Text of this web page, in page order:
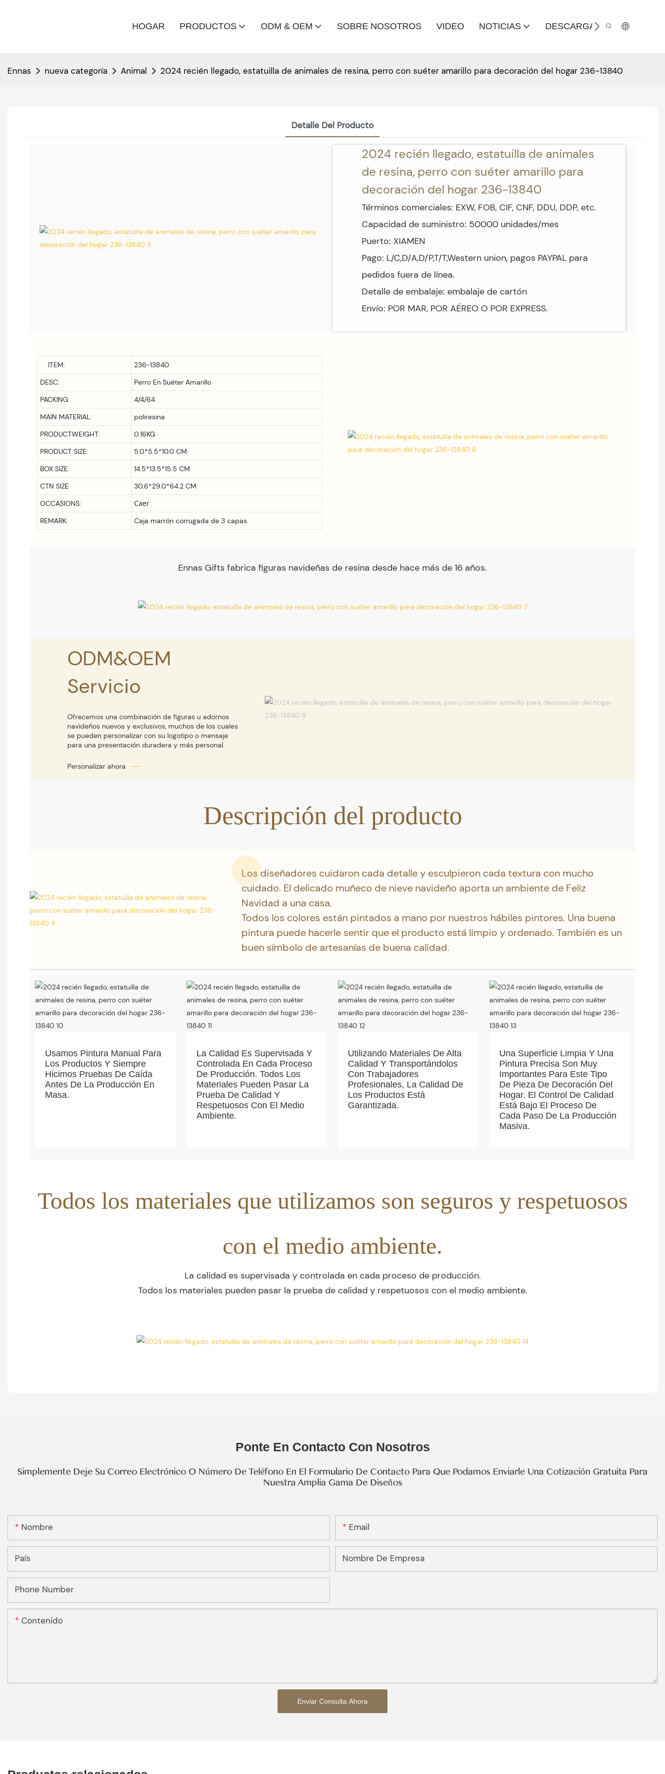
HOGAR PRODUCTOS ODM & OEM SOBRE NOSOTROS VIDEO NOTICIAS DESCARGA DE CATÁLOGO
Ennas nueva categoría Animal 2024 recién llegado, estatuilla de animales de resina, perro con suéter amarillo para decoración del hogar 236-13840
Detalle Del Producto
2024 recién llegado, estatuilla de animales
de resina, perro con suéter amarillo para
decoración del hogar 236-13840
Términos comerciales: EXW, FOB, CIF, CNF, DDU, DDP, etc.
Capacidad de suministro: 50000 unidades/mes
Puerto: XIAMEN
Pago: L/C,D/A,D/P,T/T,Western union, pagos PAYPAL para
pedidos fuera de línea.
Detalle de embalaje: embalaje de cartón
Envío: POR MAR, POR AÉREO O POR EXPRESS.
ITEM:
236-13840
DESC:
Perro En Suéter Amarillo
PACKING:
4/4/64
MAIN MATERIAL:
poliresina
PRODUCTWEIGHT:
0.16KG
PRODUCT SIZE:
5.0*5.5*10.0 CM
BOX SIZE:
14.5*13.5*15.5 CM
CTN SIZE
30.6*29.0*64.2 CM
OCCASIONS:
Caer
REMARK: Caja marrón corrugada de 3 capas.
Ennas Gifts fabrica figuras navideñas de resina desde hace más de 16 años.
ODM&OEM
Servicio
Ofrecemos una combinación de figuras u adornos
navideños nuevos y exclusivos, muchos de los cuales
se pueden personalizar con su logotipo o mensaje
para una presentación duradera y más personal.
Descripción del producto
Los diseñadores cuidaron cada detalle y esculpieron cada textura con mucho
cuidado. El delicado muñeco de nieve navideño aporta un ambiente de Feliz
Navidad a una casa.
Todos los colores están pintados a mano por nuestros hábiles pintores. Una buena
pintura puede hacerle sentir que el producto está limpio y ordenado. También es un
buen símbolo de artesanías de buena calidad.
Usamos Pintura Manual Para
Los Productos Y Siempre
Hicimos Pruebas De Caída
Antes De La Producción En
Masa.
La Calidad Es Supervisada Y
Controlada En Cada Proceso
De Producción. Todos Los
Materiales Pueden Pasar La
Prueba De Calidad Y
Respetuosos Con El Medio
Ambiente.
Utilizando Materiales De Alta
Calidad Y Transportándolos
Con Trabajadores
Profesionales, La Calidad De
Los Productos Está
Garantizada.
Una Superficie Limpia Y Una
Pintura Precisa Son Muy
Importantes Para Este Tipo
De Pieza De Decoración Del
Hogar. El Control De Calidad
Está Bajo El Proceso De
Cada Paso De La Producción
Masiva.
Todos los materiales que utilizamos son seguros y respetuosos
con el medio ambiente.
La calidad es supervisada y controlada en cada proceso de producción.
Todos los materiales pueden pasar la prueba de calidad y respetuosos con el medio ambiente.
Ponte En Contacto Con Nosotros
Simplemente Deje Su Correo Electrónico O Número De Teléfono En El Formulario De Contacto Para Que Podamos Enviarle Una Cotización Gratuita Para
Nuestra Amplia Gama De Diseños
Nombre Email
País Nombre De Empresa
Phone Number
Contenido
Enviar Consulta Ahora